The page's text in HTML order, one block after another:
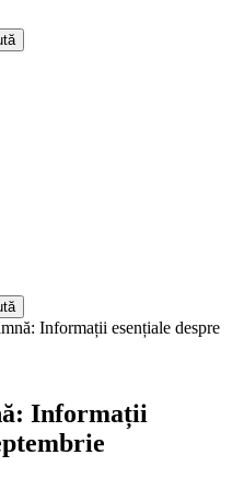
Informații esențiale despre
Informații